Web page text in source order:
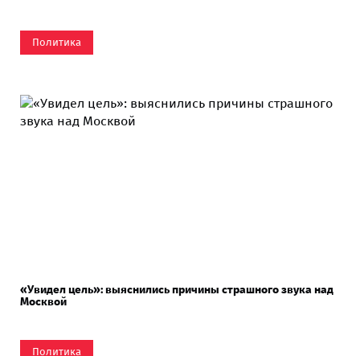
Политика
«Увидел цель»: выяснились причины страшного звука над
Москвой
Политика